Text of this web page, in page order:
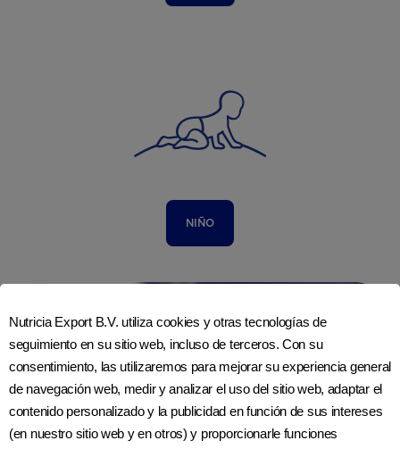
NIÑO
Nutricia Export B.V. utiliza cookies y otras tecnologías de
seguimiento en su sitio web, incluso de terceros. Con su
consentimiento, las utilizaremos para mejorar su experiencia general
de navegación web, medir y analizar el uso del sitio web, adaptar el
contenido personalizado y la publicidad en función de sus intereses
(en nuestro sitio web y en otros) y proporcionarle funciones